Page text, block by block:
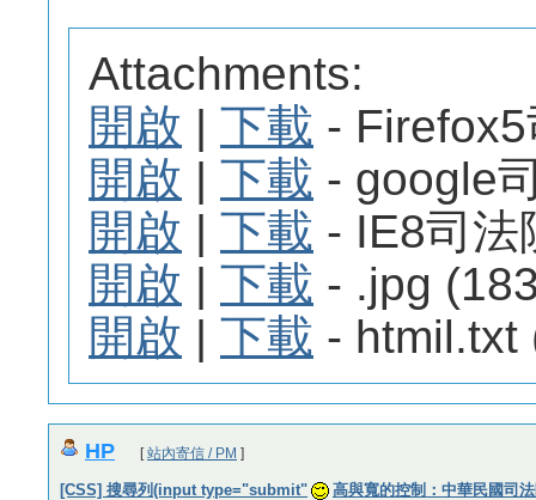
Attachments:
開啟 | 下載 -
開啟 | 下載 - google
開啟 | 下載 - IE8司法
開啟 | 下載 - .jpg
開啟 | 下載 - htmil.txt
HP [站內寄信 / PM ]
[CSS] 搜尋列(input type="submit" 高與寬的控制：中華民國司